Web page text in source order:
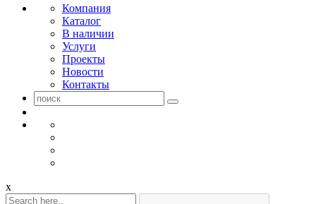
Компания
Каталог
В наличии
Услуги
Проекты
Новости
Контакты
x